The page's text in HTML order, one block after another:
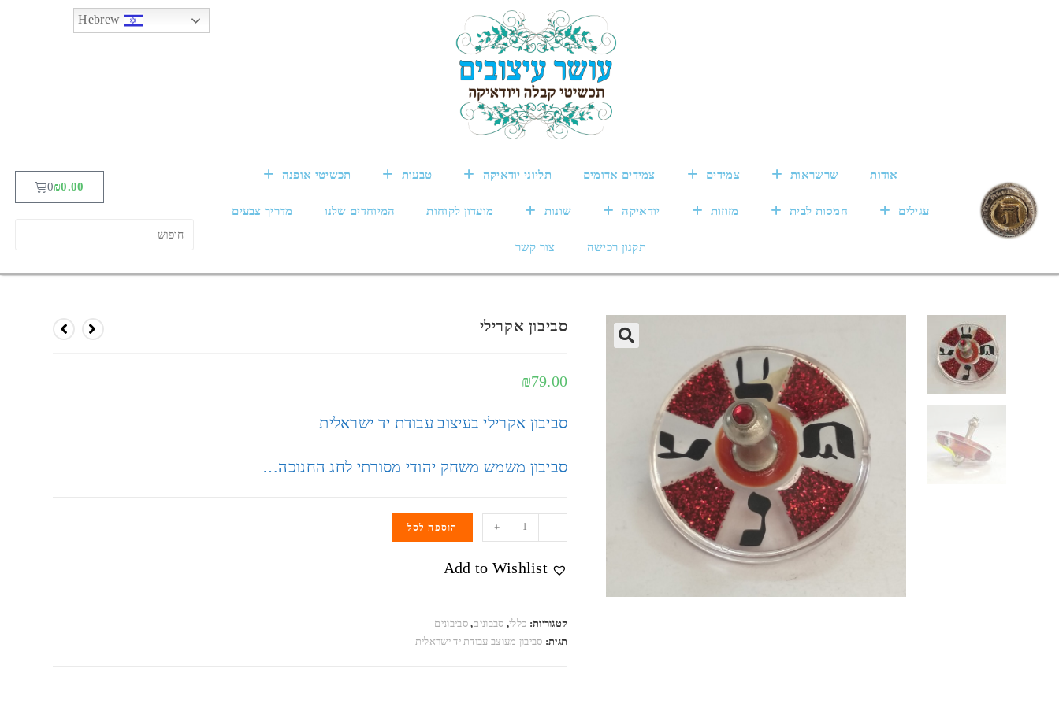
אודות שרשראות צמידים צמידים אדומים תליוני יודאיקה טבעות תכשיטי אופנה
עגילים חמסות לבית מזוזות יודאיקה שונות מועדון לקוחות המיוחדים שלנו מדריך צבעים
תקנון רכישה צור קשר
₪0.00
0
סביבון אקרילי
₪79.00
סביבון אקרילי בעיצוב עבודת יד ישראלית
סביבון משמש משחק יהודי מסורתי לחג החנוכה…
-
+ הוספה לסל
Add to Wishlist
קטגוריות: כללי, סבבונים,סביבונים
תגית: סביבון מעוצב עבודת יד ישראלית